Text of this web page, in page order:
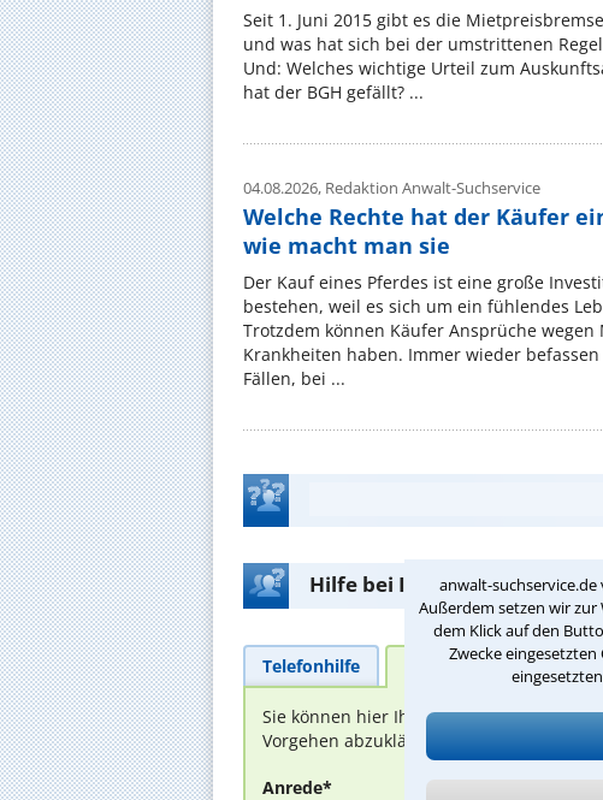
anwalt-
Außerdem setzen wir
dem Klick auf den
Zwecke
Seit 1. Juni 2015 gibt es die
und was hat sich bei der umstrittenen
Und: Welches wichtige Urteil zum
hat der BGH gefällt? ...
04.08.2026, Redaktion Anwalt-Suchservice
Welche Rechte hat der Käufer
wie macht man sie
Der Kauf eines Pferdes ist eine große
bestehen, weil es sich um ein fühlendes
Trotzdem können Käufer Ansprüche wegen
Krankheiten haben. Immer wieder
Fällen, bei ...
Hilfe bei Ihrer Anwaltsuche?
Telefonhilfe Beratungsanfrage
Sie können hier Ihren Fall schildern.
Vorgehen abzuklären. Die Rückmeldung
Anrede*